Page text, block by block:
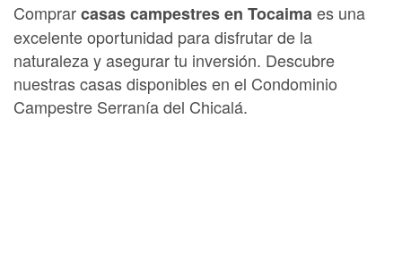
Comprarcasas campestres en Tocaimaes una
excelente oportunidad para disfrutar de la
naturaleza y asegurar tu inversión. Descubre
nuestras casas disponibles en el Condominio
Campestre Serranía del Chicalá.